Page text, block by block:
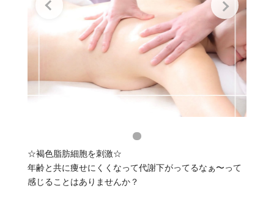
☆褐色脂肪細胞を刺激☆
年齢と共に痩せにくくなって代謝下がってるなぁ〜って
感じることはありませんか？